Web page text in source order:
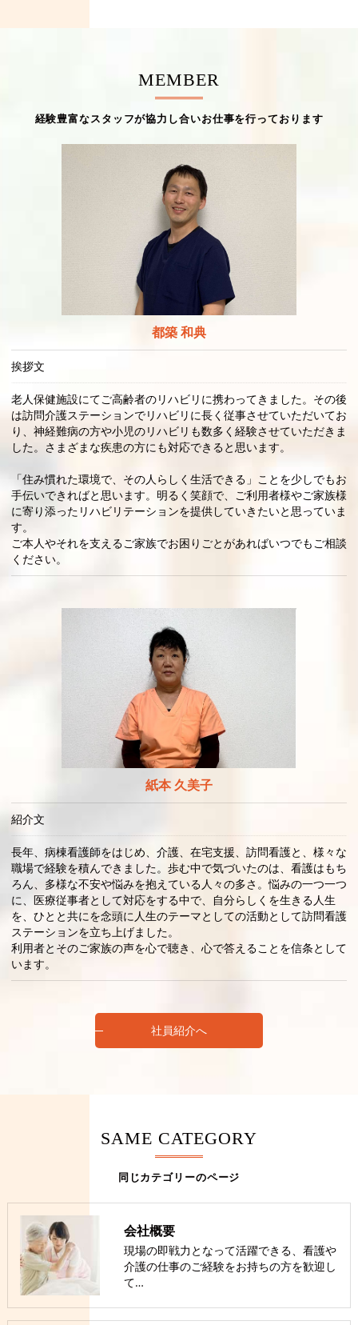
経験豊富なスタッフが協力し合いお仕事を行っております
MEMBER
都築 和典
挨拶文
老人保健施設にてご高齢者のリハビリに携わってきました。その後
は訪問介護ステーションでリハビリに長く従事させていただいてお
り、神経難病の方や小児のリハビリも数多く経験させていただきま
した。さまざまな疾患の方にも対応できると思います。
「住み慣れた環境で、その人らしく生活できる」ことを少しでもお
手伝いできればと思います。明るく笑顔で、ご利用者様やご家族様
に寄り添ったリハビリテーションを提供していきたいと思っていま
す。
ご本人やそれを支えるご家族でお困りごとがあればいつでもご相談
ください。
紙本 久美子
紹介文
長年、病棟看護師をはじめ、介護、在宅支援、訪問看護と、様々な
職場で経験を積んできました。歩む中で気づいたのは、看護はもち
ろん、多様な不安や悩みを抱えている人々の多さ。悩みの一つ一つ
に、医療従事者として対応をする中で、自分らしくを生きる人生
を、ひとと共にを念頭に人生のテーマとしての活動として訪問看護
ステーションを立ち上げました。
利用者とそのご家族の声を心で聴き、心で答えることを信条として
います。
社員紹介へ
同じカテゴリーのページ
SAME CATEGORY
会社概要
現場の即戦力となって活躍できる、看護や
介護の仕事のご経験をお持ちの方を歓迎し
て…